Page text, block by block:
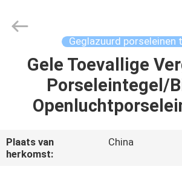
HUIS
PRODUCTEN
VIDEO'S
CERAMICS
CO.,LTD..
Geglazuurd porseleinen
Gele Toevallige
Porseleintegel/
Plaats van
herkomst:
China